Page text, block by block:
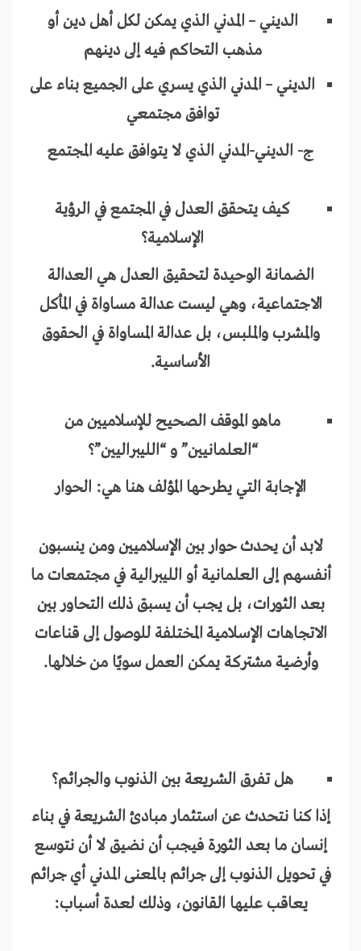
الديني – المدني الذي يمكن لكل أهل دين أو
مذهب التحاكم فيه إلى دينهم
الديني – المدني الذي يسري على الجميع بناء على
توافق مجتمعي
ج- الديني-المدني الذي لا يتوافق عليه المجتمع
كيف يتحقق العدل في المجتمع في الرؤية
الإسلامية؟
الضمانة الوحيدة لتحقيق العدل هي العدالة
الاجتماعية، وهي ليست عدالة مساواة في المأكل
والمشرب والملبس، بل عدالة المساواة في الحقوق
الأساسية.
ماهو الموقف الصحيح للإسلاميين من
“العلمانيين” و “الليبراليين”؟
الإجابة التي يطرحها المؤلف هنا هي: الحوار
لابد أن يحدث حوار بين الإسلاميين ومن ينسبون
أنفسهم إلى العلمانية أو الليبرالية في مجتمعات ما
بعد الثورات، بل يجب أن يسبق ذلك التحاور بين
الاتجاهات الإسلامية المختلفة للوصول إلى قناعات
وأرضية مشتركة يمكن العمل سويًا من خلالها.
هل تفرق الشريعة بين الذنوب والجرائم؟
إذا كنا نتحدث عن استثمار مبادئ الشريعة في بناء
إنسان ما بعد الثورة فيجب أن نضيق لا أن نتوسع
في تحويل الذنوب إلى جرائم بالمعنى المدني أي جرائم
يعاقب عليها القانون، وذلك لعدة أسباب: